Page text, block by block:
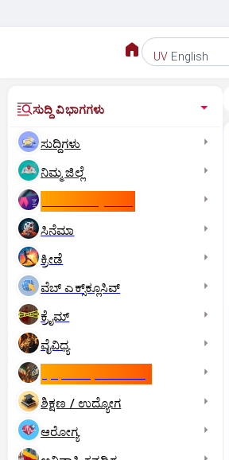
UV English
ಸುದ್ದಿ ವಿಭಾಗಗಳು
ಸುದ್ದಿಗಳು
ನಿಮ್ಮ ಜಿಲ್ಲೆ
ಸಿನೆಮಾ
ಕ್ರೀಡೆ
ವೆಬ್ ಎಕ್ಸ್‌ಕ್ಲೂಸಿವ್
ಕ್ರೈಮ್
ವೈವಿಧ್ಯ
ಶಿಕ್ಷಣ / ಉದ್ಯೋಗ
ಆರೋಗ್ಯ